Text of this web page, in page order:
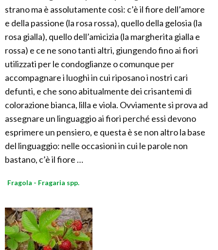
strano ma è assolutamente così: c’è il fiore dell’amore
e della passione (la rosa rossa), quello della gelosia (la
rosa gialla), quello dell’amicizia (la margherita gialla e
rossa) e ce ne sono tanti altri, giungendo fino ai fiori
utilizzati per le condoglianze o comunque per
accompagnare i luoghi in cui riposano i nostri cari
defunti, e che sono abitualmente dei crisantemi di
colorazione bianca, lilla e viola. Ovviamente si prova ad
assegnare un linguaggio ai fiori perché essi devono
esprimere un pensiero, e questa è se non altro la base
del linguaggio: nelle occasioni in cui le parole non
bastano, c’è il fiore …
Fragola - Fragaria spp.